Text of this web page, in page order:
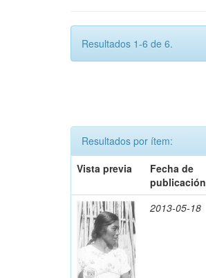
Resultados 1-6 de 6.
Resultados por ítem:
Vista previa
Fecha de
publicación
2013-05-18